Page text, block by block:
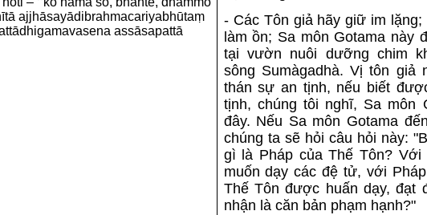
ajjhāsayādibrahmacariyabhūtaṃ
assāsapattā
- Các Tôn giả hãy giữ im
làm ồn; Sa môn Gotama này
tại vườn nuôi dưỡng chim
sông Sumàgadhà. Vị tôn giả
thán sự an tịnh, nếu biết
tịnh, chúng tôi nghĩ, Sa môn
đây. Nếu Sa môn Gotama
chúng ta sẽ hỏi câu hỏi này:
gì là Pháp của Thế Tôn? Với
muốn dạy các đệ tử, với
Thế Tôn được huấn dạy, đạt
nhận là căn bản phạm hạnh?"